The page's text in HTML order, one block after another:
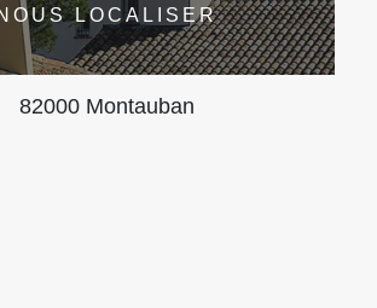
LOCALISER
82000 Montauban